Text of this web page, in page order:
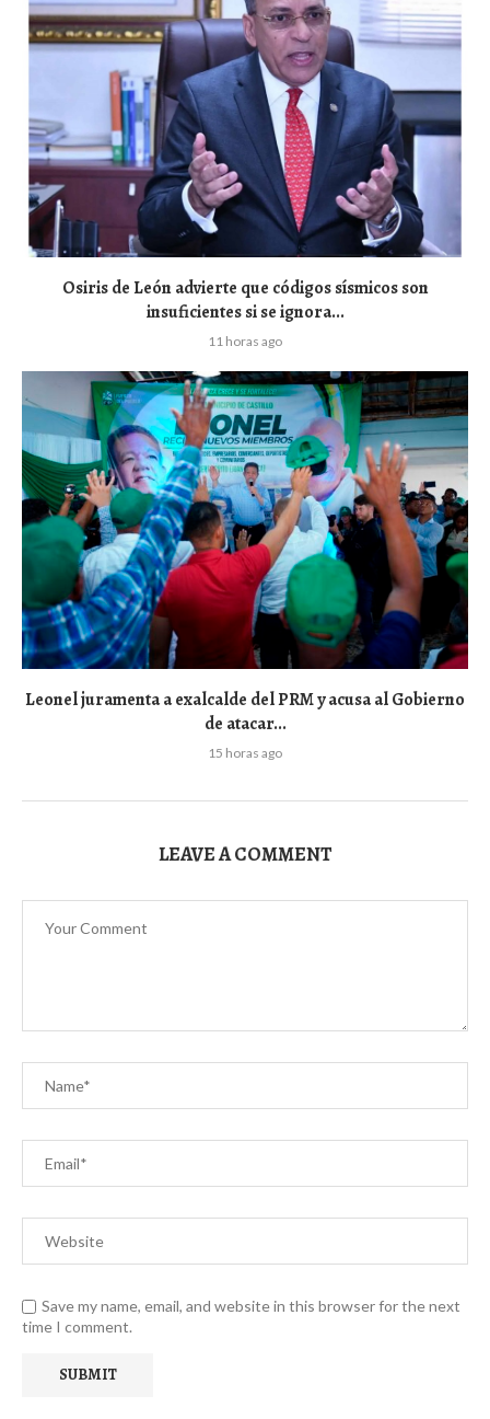
Osiris de León advierte que códigos sísmicos son
insuficientes si se ignora...
11 horas ago
Leonel juramenta a exalcalde del PRM y acusa al Gobierno
de atacar...
15 horas ago
LEAVE A COMMENT
Save my name, email, and website in this browser for the next
time I comment.